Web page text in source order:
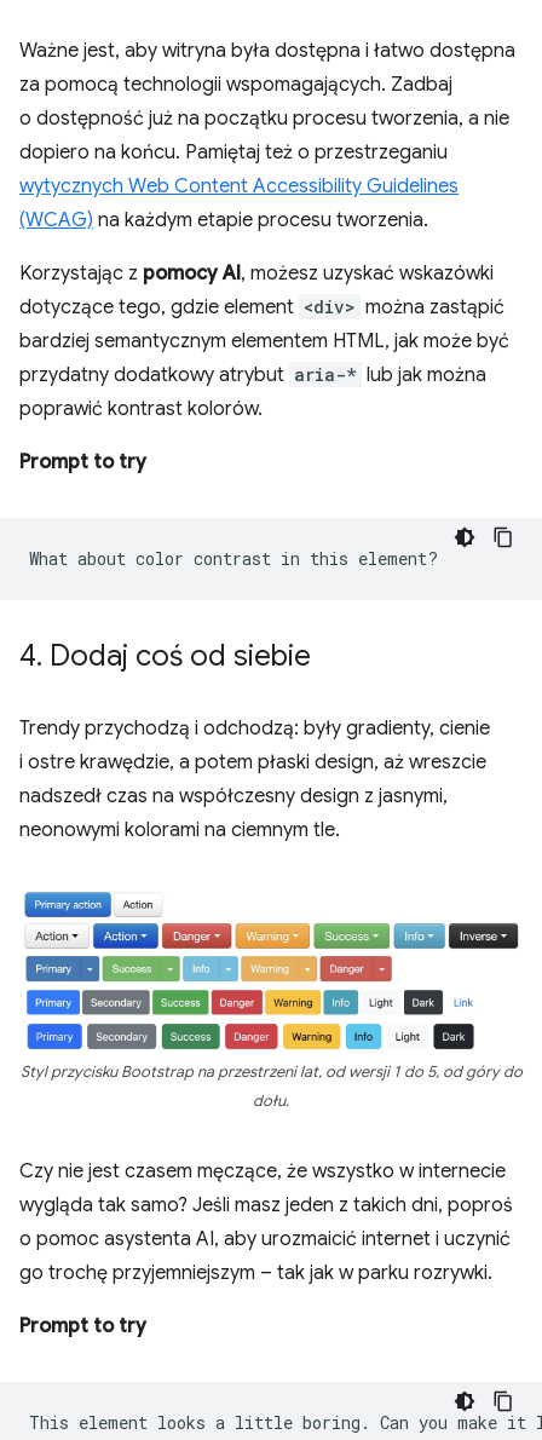
Ważne jest, aby witryna była dostępna i łatwo dostępna
za pomocą technologii wspomagających. Zadbaj
o dostępność już na początku procesu tworzenia, a nie
dopiero na końcu. Pamiętaj też o przestrzeganiu
wytycznych Web Content Accessibility Guidelines
(WCAG) na każdym etapie procesu tworzenia.
Korzystając z pomocy AI, możesz uzyskać wskazówki
dotyczące tego, gdzie element <div> można zastąpić
bardziej semantycznym elementem HTML, jak może być
przydatny dodatkowy atrybut aria-* lub jak można
poprawić kontrast kolorów.
Prompt to try
4. Dodaj coś od siebie
Trendy przychodzą i odchodzą: były gradienty, cienie
i ostre krawędzie, a potem płaski design, aż wreszcie
nadszedł czas na współczesny design z jasnymi,
neonowymi kolorami na ciemnym tle.
Styl przycisku Bootstrap na przestrzeni lat, od wersji 1 do 5, od góry do
dołu.
Czy nie jest czasem męczące, że wszystko w internecie
wygląda tak samo? Jeśli masz jeden z takich dni, poproś
o pomoc asystenta AI, aby urozmaicić internet i uczynić
go trochę przyjemniejszym – tak jak w parku rozrywki.
Prompt to try